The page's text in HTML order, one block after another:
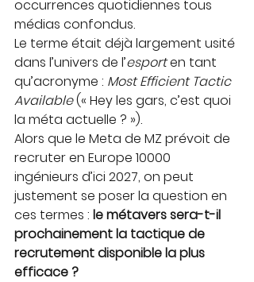
occurrences quotidiennes tous
médias confondus.
Le terme était déjà largement usité
dans l’univers de l’esport en tant
qu’acronyme : Most Efficient Tactic
Available (« Hey les gars, c’est quoi
la méta actuelle ? »).
Alors que le Meta de MZ prévoit de
recruter en Europe 10000
ingénieurs d’ici 2027, on peut
justement se poser la question en
ces termes : le métavers sera-t-il
prochainement la tactique de
recrutement disponible la plus
efficace ?